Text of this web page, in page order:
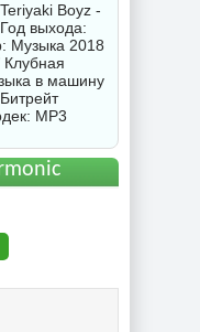
Boyz -
выхода:
Музыка 2018
в машину
Битрейт
MP3